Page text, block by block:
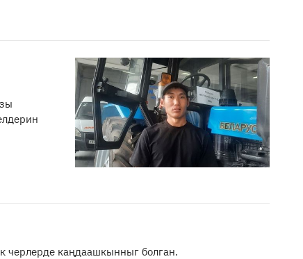
черлерде каңдаашкынныг болган.